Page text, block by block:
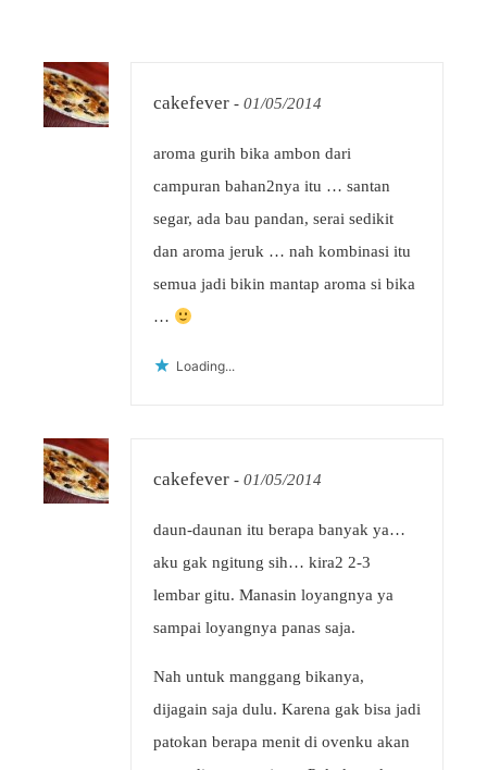
cakefever - 01/05/2014
aroma gurih bika ambon dari
campuran bahan2nya itu … santan
segar, ada bau pandan, serai sedikit
dan aroma jeruk … nah kombinasi itu
semua jadi bikin mantap aroma si bika
…
Loading...
cakefever - 01/05/2014
daun-daunan itu berapa banyak ya…
aku gak ngitung sih… kira2 2-3
lembar gitu. Manasin loyangnya ya
sampai loyangnya panas saja.
Nah untuk manggang bikanya,
dijagain saja dulu. Karena gak bisa jadi
patokan berapa menit di ovenku akan